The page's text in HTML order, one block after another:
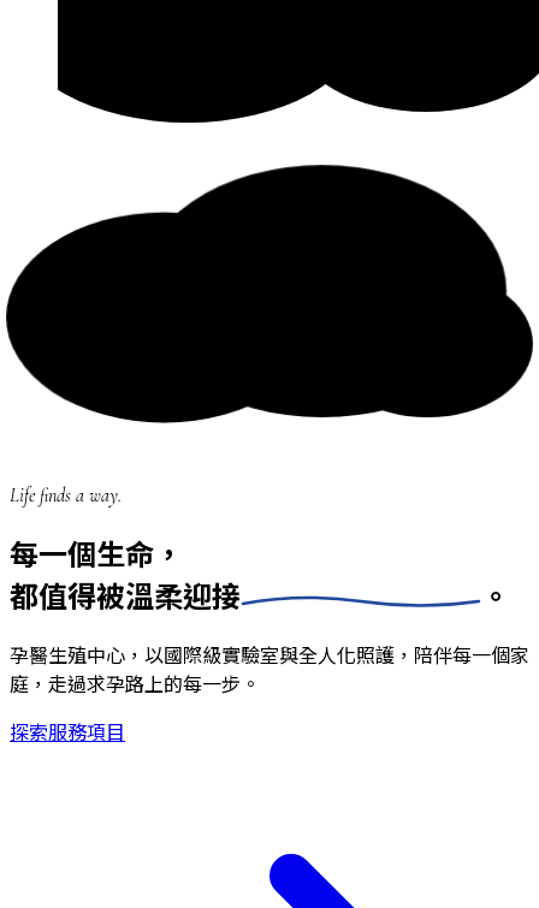
Life finds a way.
每一個生命，
都值得被溫柔迎接 。
孕醫生殖中心，以國際級實驗室與全人化照護，陪伴每一個家
庭，走過求孕路上的每一步。
探索服務項目